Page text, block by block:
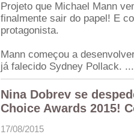
Projeto que Michael Mann
finalmente sair do papel! E
protagonista.
Mann começou a
já falecido Sydney Pollack. ...
Nina Dobrev se
Choice Awards 2015!
17/08/2015